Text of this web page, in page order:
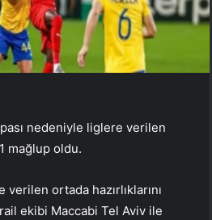
nedeniyle liglere verilen
mağlup oldu.
ortada hazırlıklarını
ekibi Maccabi Tel Aviv ile